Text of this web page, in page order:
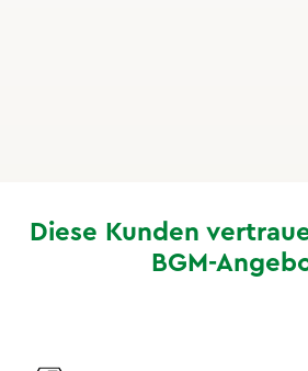
Diese Kunden
BGM-